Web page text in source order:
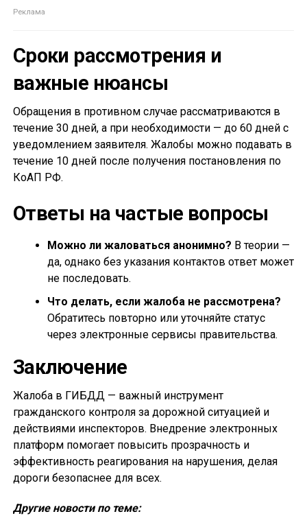
Сроки рассмотрения и
важные нюансы
Обращения в противном случае рассматриваются в
течение 30 дней, а при необходимости — до 60 дней с
уведомлением заявителя. Жалобы можно подавать в
течение 10 дней после получения постановления по
КоАП РФ.
Ответы на частые вопросы
Можно ли жаловаться анонимно? В теории —
да, однако без указания контактов ответ может
не последовать.
Что делать, если жалоба не рассмотрена?
Обратитесь повторно или уточняйте статус
через электронные сервисы правительства.
Заключение
Жалоба в ГИБДД — важный инструмент
гражданского контроля за дорожной ситуацией и
действиями инспекторов. Внедрение электронных
платформ помогает повысить прозрачность и
эффективность реагирования на нарушения, делая
дороги безопаснее для всех.
Другие новости по теме: